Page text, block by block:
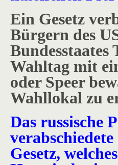
Ein Gesetz
Bürgern des
Bundesstaates
Wahltag mit
oder Speer
Wahllokal zu
Das russische
verabschiedete
Gesetz, welches